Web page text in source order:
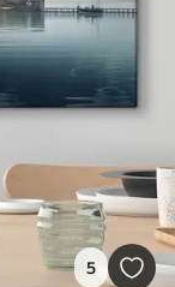
5